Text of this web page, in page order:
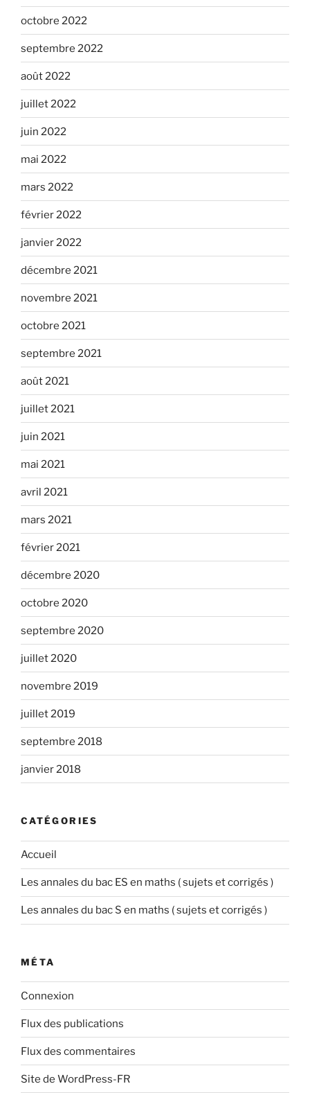
octobre 2022
septembre 2022
août 2022
juillet 2022
juin 2022
mai 2022
mars 2022
février 2022
janvier 2022
décembre 2021
novembre 2021
octobre 2021
septembre 2021
août 2021
juillet 2021
juin 2021
mai 2021
avril 2021
mars 2021
février 2021
décembre 2020
octobre 2020
septembre 2020
juillet 2020
novembre 2019
juillet 2019
septembre 2018
janvier 2018
CATÉGORIES
Accueil
Les annales du bac ES en maths ( sujets et corrigés )
Les annales du bac S en maths ( sujets et corrigés )
MÉTA
Connexion
Flux des publications
Flux des commentaires
Site de WordPress-FR